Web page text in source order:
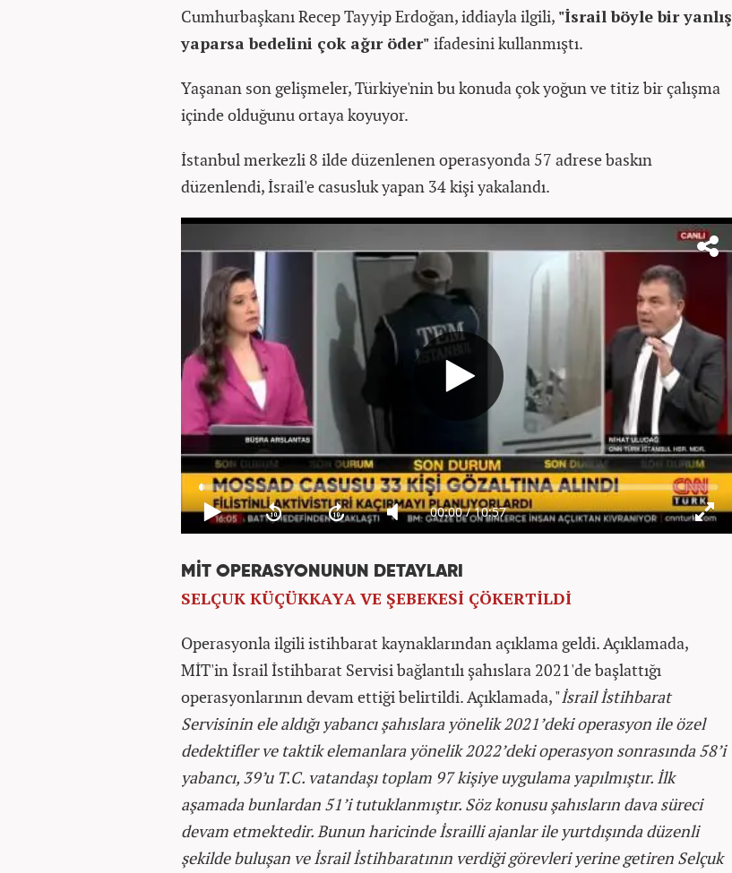
Cumhurbaşkanı Recep Tayyip Erdoğan, iddiayla ilgili, "İsrail böyle bir yanlış
yaparsa bedelini çok ağır öder" ifadesini kullanmıştı.
Yaşanan son gelişmeler, Türkiye'nin bu konuda çok yoğun ve titiz bir çalışma
içinde olduğunu ortaya koyuyor.
İstanbul merkezli 8 ilde düzenlenen operasyonda 57 adrese baskın
düzenlendi, İsrail'e casusluk yapan 34 kişi yakalandı.
MİT OPERASYONUNUN DETAYLARI
SELÇUK KÜÇÜKKAYA VE ŞEBEKESİ ÇÖKERTİLDİ
Operasyonla ilgili istihbarat kaynaklarından açıklama geldi. Açıklamada,
MİT'in İsrail İstihbarat Servisi bağlantılı şahıslara 2021'de başlattığı
operasyonlarının devam ettiği belirtildi. Açıklamada, "İsrail İstihbarat
Servisinin ele aldığı yabancı şahıslara yönelik 2021’deki operasyon ile özel
dedektifler ve taktik elemanlara yönelik 2022’deki operasyon sonrasında 58’i
yabancı, 39’u T.C. vatandaşı toplam 97 kişiye uygulama yapılmıştır. İlk
aşamada bunlardan 51’i tutuklanmıştır. Söz konusu şahısların dava süreci
devam etmektedir. Bunun haricinde İsrailli ajanlar ile yurtdışında düzenli
şekilde buluşan ve İsrail İstihbaratının verdiği görevleri yerine getiren Selçuk